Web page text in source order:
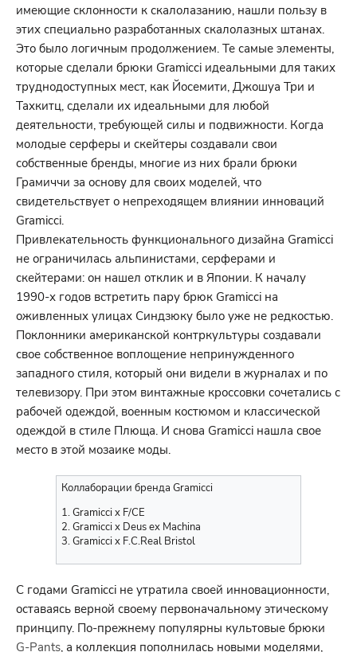
имеющие склонности к скалолазанию, нашли пользу в
этих специально разработанных скалолазных штанах.
Это было логичным продолжением. Те самые элементы,
которые сделали брюки Gramicci идеальными для таких
труднодоступных мест, как Йосемити, Джошуа Три и
Тахкитц, сделали их идеальными для любой
деятельности, требующей силы и подвижности. Когда
молодые серферы и скейтеры создавали свои
собственные бренды, многие из них брали брюки
Грамиччи за основу для своих моделей, что
свидетельствует о непреходящем влиянии инноваций
Gramicci.
Привлекательность функционального дизайна Gramicci
не ограничилась альпинистами, серферами и
скейтерами: он нашел отклик и в Японии. К началу
1990-х годов встретить пару брюк Gramicci на
оживленных улицах Синдзюку было уже не редкостью.
Поклонники американской контркультуры создавали
свое собственное воплощение непринужденного
западного стиля, который они видели в журналах и по
телевизору. При этом винтажные кроссовки сочетались с
рабочей одеждой, военным костюмом и классической
одеждой в стиле Плюща. И снова Gramicci нашла свое
место в этой мозаике моды.
Коллаборации бренда Gramicci
1. Gramicci x F/CE
2. Gramicci x Deus ex Machina
3. Gramicci x F.C.Real Bristol
С годами Gramicci не утратила своей инновационности,
оставаясь верной своему первоначальному этическому
принципу. По-прежнему популярны культовые брюки
G-Pants, а коллекция пополнилась новыми моделями,